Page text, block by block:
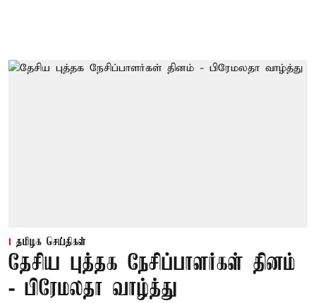
தமிழக செய்திகள்
தேசிய புத்தக நேசிப்பாளர்கள் தினம்
- பிரேமலதா வாழ்த்து